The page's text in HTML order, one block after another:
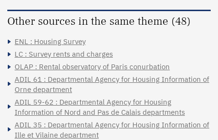
Other sources in the same theme (48)
ENL : Housing Survey
LC : Survey rents and charges
OLAP : Rental observatory of Paris conurbation
ADIL 61 : Departmental Agency for Housing Information of
Orne department
ADIL 59-62 : Departmental Agency for Housing
Information of Nord and Pas de Calais departments
ADIL 35 : Departmental Agency for Housing Information of
Ille et Vilaine department